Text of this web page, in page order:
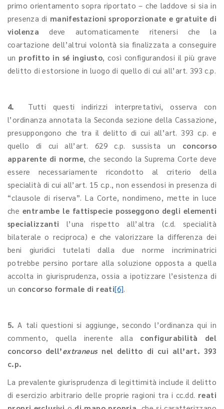
primo orientamento sopra riportato – che laddove si sia in
presenza di manifestazioni sproporzionate e gratuite di
violenza deve automaticamente ritenersi che la
coartazione dell’altrui volontà sia finalizzata a conseguire
un profitto in sé ingiusto, così configurandosi il più grave
delitto di estorsione in luogo di quello di cui all’art. 393 c.p.
4. Tutti questi indirizzi interpretativi, osserva con
l’ordinanza annotata la Seconda sezione della Cassazione,
presuppongono che tra il delitto di cui all’art. 393 c.p. e
quello di cui all’art. 629 c.p. sussista un concorso
apparente di norme, che secondo la Suprema Corte deve
essere necessariamente ricondotto al criterio della
specialità di cui all’art. 15 c.p., non essendosi in presenza di
“clausole di riserva”. La Corte, nondimeno, mette in luce
cheentrambe le fattispecie posseggono degli elementi
specializzanti l’una rispetto all’altra (c.d. specialità
bilaterale o reciproca) e che valorizzare la differenza dei
beni giuridici tutelati dalla due norme incriminatrici
potrebbe persino portare alla soluzione opposta a quella
accolta in giurisprudenza, ossia a ipotizzare l’esistenza di
un concorso formale di reati[6].
5. A tali questioni si aggiunge, secondo l’ordinanza qui in
commento, quella inerente alla configurabilità del
concorso dell’extraneusnel delitto di cui all’art. 393
c.p.
La prevalente giurisprudenza di legittimità include il delitto
di esercizio arbitrario delle proprie ragioni tra i cc.dd. reati